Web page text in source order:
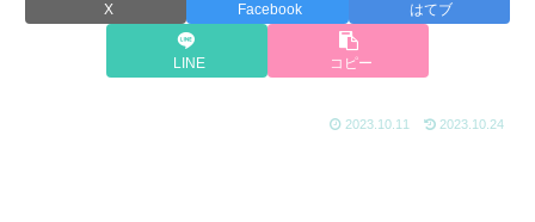
X Facebook はてブ
LINE コピー
2023.10.11 2023.10.24